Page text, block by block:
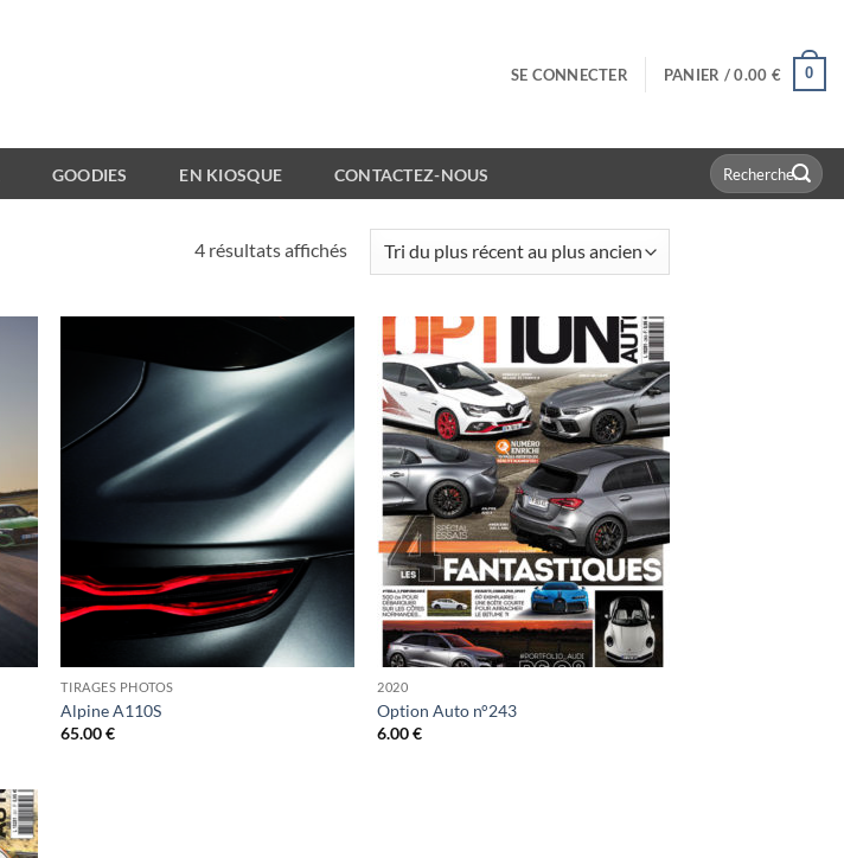
SE CONNECTER PANIER /0.00 € 0
GOODIES EN KIOSQUE CONTACTEZ-NOUS
Recherche
pour :
4 résultats affichésTrié
récent
au
ancien
TIRAGES PHOTOS
Alpine A110S
65.00€
2020
Option Auto n°243
6.00€